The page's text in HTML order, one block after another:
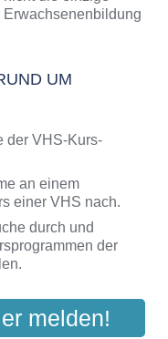
Erwachsenenbildung
UM
der VHS-Kurs-
an einem
einer VHS nach.
durch und
der
melden!